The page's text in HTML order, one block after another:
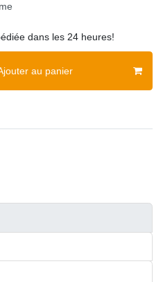
dans les 24 heures!
au panier